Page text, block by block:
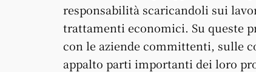
responsabilità scaricandoli sui
trattamenti economici. Su queste
con le aziende committenti, sulle
appalto parti importanti dei loro